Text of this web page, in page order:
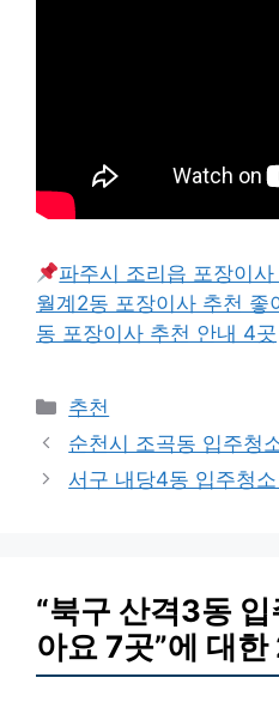
파주시 조리읍 포장이
월계2동 포장이사 추천 좋
동 포장이사 추천 안내 4곳
카
테
리
추천
순천시 조곡동 입주청
서구 내당4동 입주청
“북구 산격3동
아요 7곳”에 대